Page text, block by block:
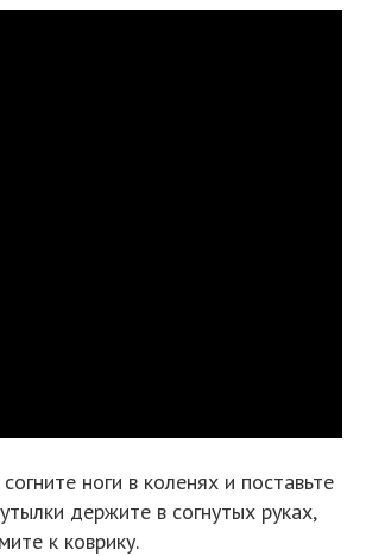
ноги в коленях и поставьте
держите в согнутых руках,
к коврику.